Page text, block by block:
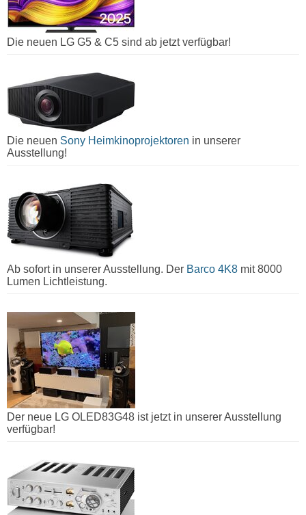
Die neuen LG G5 & C5 sind ab jetzt verfügbar!
Die neuen Sony Heimkinoprojektoren in unserer
Ausstellung!
Ab sofort in unserer Ausstellung. Der Barco 4K8 mit 8000
Lumen Lichtleistung.
Der neue LG OLED83G48 ist jetzt in unserer Ausstellung
verfügbar!